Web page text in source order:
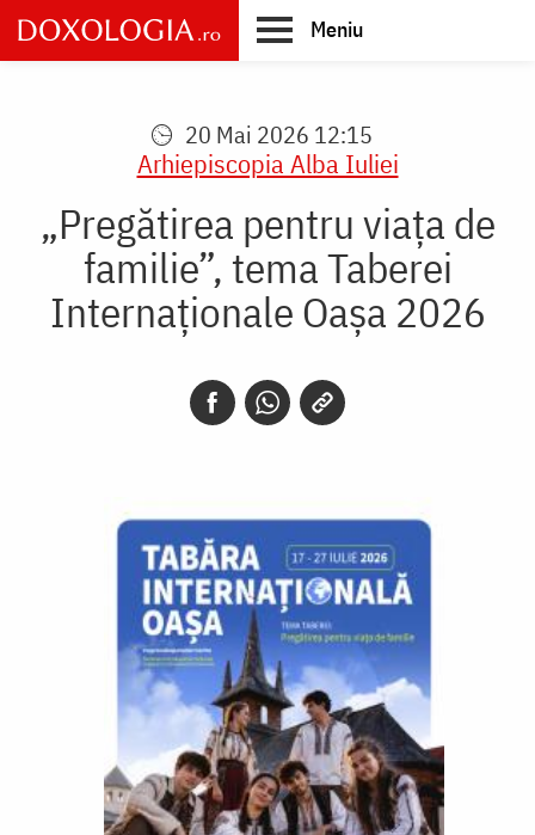
Skip
to
main
Meniu
20 Mai 2026 12:15
Arhiepiscopia Alba Iuliei
„Pregătirea pentru viața de
familie”, tema Taberei
Internaționale Oașa 2026